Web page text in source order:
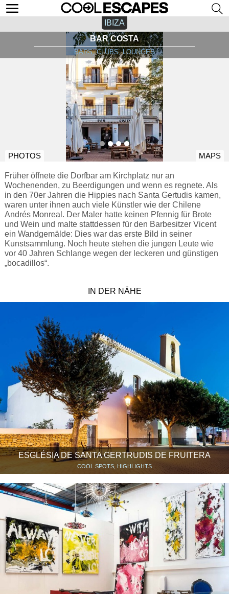
IBIZA
BAR COSTA
BARS, CLUBS, LOUNGES
PHOTOS MAPS
Früher öffnete die Dorfbar am Kirchplatz nur an
Wochenenden, zu Beerdigungen und wenn es regnete. Als
in den 70er Jahren die Hippies nach Santa Gertudis kamen,
waren unter ihnen auch viele Künstler wie der Chilene
Andrés Monreal. Der Maler hatte keinen Pfennig für Brote
und Wein und malte stattdessen für den Barbesitzer Vicent
ein Wandgemälde: Dies war das erste Bild in seiner
Kunstsammlung. Noch heute stehen die jungen Leute wie
vor 40 Jahren Schlange wegen der leckeren und günstigen
„bocadillos“.
IN DER NÄHE
ESGLÉSIA DE SANTA GERTRUDIS DE FRUITERA
COOL SPOTS, HIGHLIGHTS